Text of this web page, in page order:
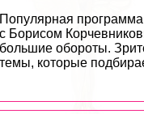
Популярная
с Борисом
большие обороты.
темы, которые